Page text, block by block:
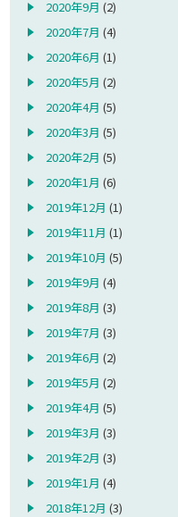
2020年9月 (2)
2020年7月 (4)
2020年6月 (1)
2020年5月 (2)
2020年4月 (5)
2020年3月 (5)
2020年2月 (5)
2020年1月 (6)
2019年12月 (1)
2019年11月 (1)
2019年10月 (5)
2019年9月 (4)
2019年8月 (3)
2019年7月 (3)
2019年6月 (2)
2019年5月 (2)
2019年4月 (5)
2019年3月 (3)
2019年2月 (3)
2019年1月 (4)
2018年12月 (3)